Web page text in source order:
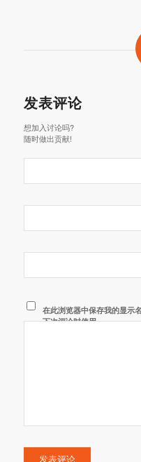
发表评论
想加入讨论吗?
随时做出贡献!
在此浏览器中保存我的显示
下次评论时使用。